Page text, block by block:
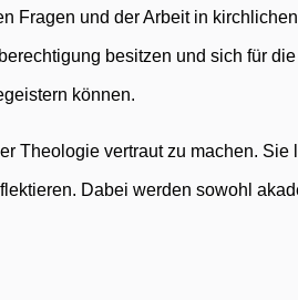
Fragen und der Arbeit in
besitzen und sich für die
können.
Theologie vertraut zu machen. Sie
Dabei werden sowohl